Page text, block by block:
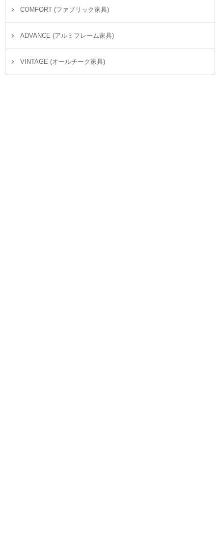
COMFORT (ファブリック家具)
ADVANCE (アルミフレーム家具)
VINTAGE (オールチーク家具)